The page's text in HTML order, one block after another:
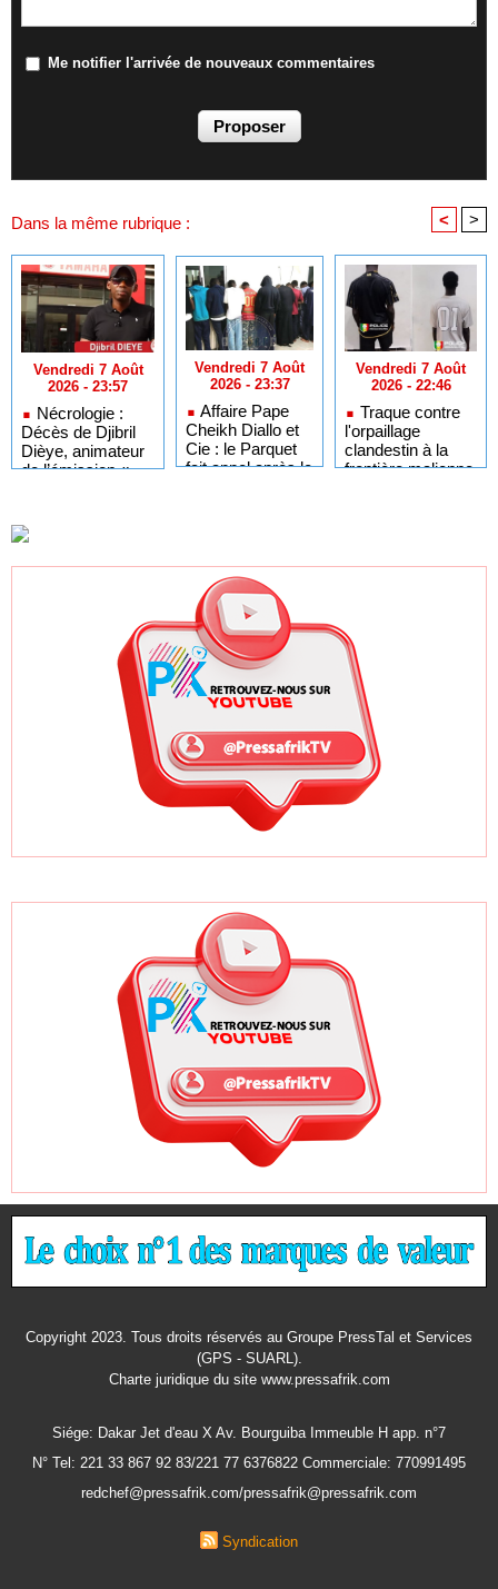
Me notifier l'arrivée de nouveaux commentaires
Dans la même rubrique : < >
Vendredi 7 Août
2026 - 23:57
Nécrologie :
Décès de Djibril
Dièye, animateur
de l’émission «
Vendredi 7 Août
2026 - 23:37
Affaire Pape
Cheikh Diallo et
Cie : le Parquet
fait appel après le
Vendredi 7 Août
2026 - 22:46
Traque contre
l'orpaillage
clandestin à la
frontière malienne
Copyright 2023. Tous droits réservés au Groupe PressTal et Services
(GPS - SUARL).
Charte juridiquedu site www.pressafrik.com
Siége: Dakar Jet d'eau X Av. Bourguiba Immeuble H app. n°7
N° Tel: 221 33 867 92 83/221 77 6376822 Commerciale: 770991495
redchef@pressafrik.com/pressafrik@pressafrik.com
Syndication